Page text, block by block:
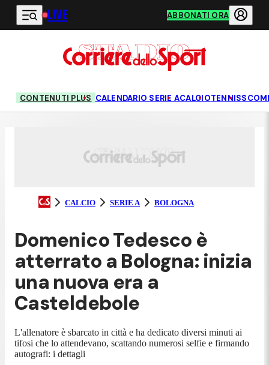
Vai al contenuto principale
LIVE ABBONATI ORA
CONTENUTI PLUS CALENDARIO SERIE ACALCIOTENNIS
CALCIO SERIE A BOLOGNA
Domenico Tedesco è
atterrato a Bologna: inizia
una nuova era a
Casteldebole
L'allenatore è sbarcato in città e ha dedicato diversi minuti ai
tifosi che lo attendevano, scattando numerosi selfie e firmando
autografi: i dettagli